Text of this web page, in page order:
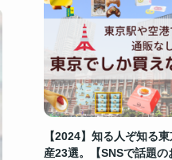
【2024】知る人ぞ知る
産23選。【SNSで話題の